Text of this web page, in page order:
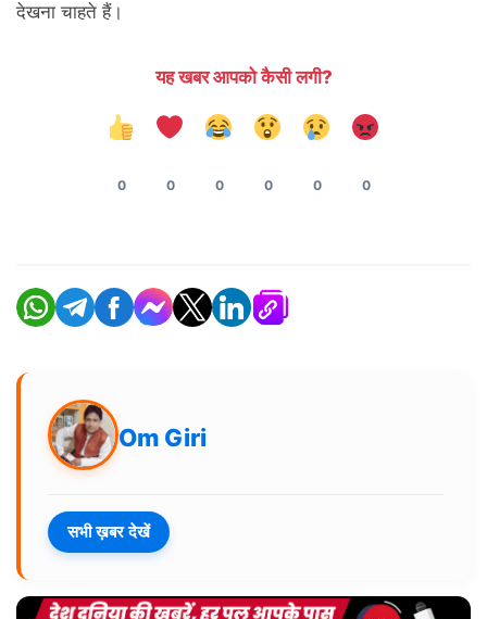
देखना चाहते हैं।
यह खबर आपको कैसी लगी?
0 0 0 0 0 0
Om Giri
सभी ख़बर देखें